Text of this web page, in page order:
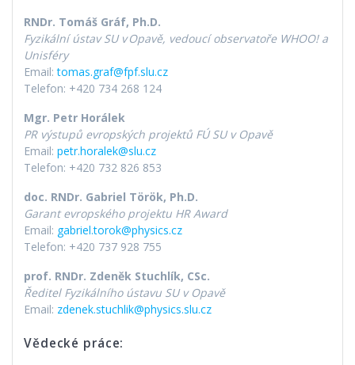
RNDr. Tomáš Gráf, Ph.D.
Fyzikální ústav SU v Opavě, vedoucí observatoře WHOO! a
Unisféry
Email:tomas.graf@fpf.slu.cz
Telefon: +420 734 268 124
Mgr. Petr Horálek
PR výstupů evropských projektů FÚ SU v Opavě
Email: petr.horalek@slu.cz
Telefon: +420 732 826 853
doc. RNDr. Gabriel Török, Ph.D.
Garant evropského projektu HR Award
Email: gabriel.torok@physics.cz
Telefon: +420 737 928 755
prof. RNDr. Zdeněk Stuchlík, CSc.
Ředitel Fyzikálního ústavu SU v Opavě
Email: zdenek.stuchlik@physics.slu.cz
Vědecké práce: